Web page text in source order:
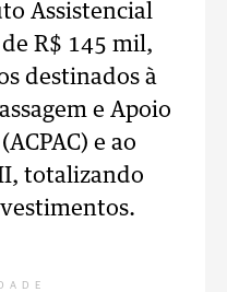
Assistencial
R$ 145 mil,
destinados à
e Apoio
e ao
totalizando